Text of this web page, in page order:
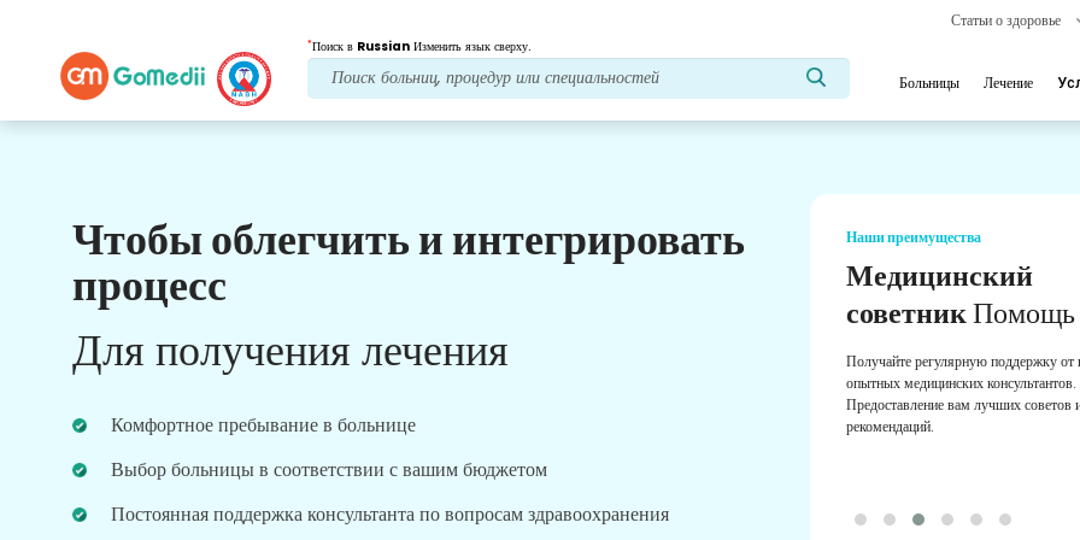
Статьи о здоровье
*Поиск в Russian Изменить язык сверху.
Больницы Лечение
Чтобы облегчить и интегрировать
процесс
Для получения лечения
Комфортное пребывание в больнице
Выбор больницы в соответствии с вашим бюджетом
Постоянная поддержка консультанта по вопросам здравоохранения
Наши преимущества
Лечение после
последующий уход
Получите круглосуточную медицинскую
Регулярные обновления о ваших потребностях в
Наши преимущества
Медицинский
советникПомощь
Получайте регулярную поддержку от
опытных медицинских консультантов.
Предоставление вам лучших советов
рекомендаций.